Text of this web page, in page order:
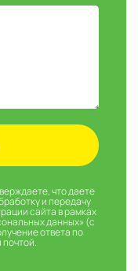
что даете
и передачу
сайта в рамках
данных» (с
ответа по